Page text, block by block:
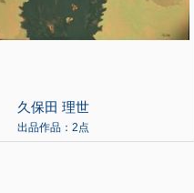
久保田 理世
出品作品：2点